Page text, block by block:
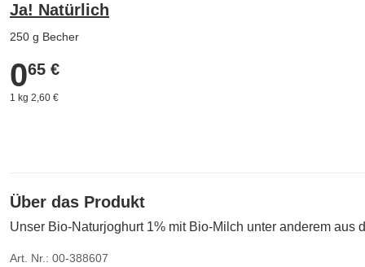
Ja! Natürlich
250 g Becher
0,65 €
065 €
1 kg 2,60 €
Über das Produkt
Unser Bio-Naturjoghurt 1% mit Bio-Milch unter anderem
Art. Nr.: 00-388607